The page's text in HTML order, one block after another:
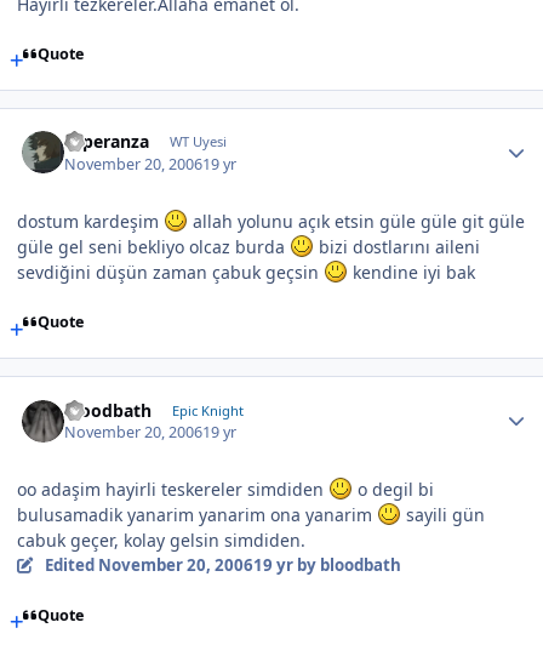
Quote
Esperanza WT Uyesi
November 20, 200619 yr
dostum kardeşim
allah yolunu açık etsin güle güle git güle
güle gel seni bekliyo olcaz burda
bizi dostlarını aileni
sevdiğini düşün zaman çabuk geçsin
kendine iyi bak
Quote
bloodbath Epic Knight
November 20, 200619 yr
oo adaşim hayirli teskereler simdiden
o degil bi
bulusamadik yanarim yanarim ona yanarim
sayili gün
cabuk geçer, kolay gelsin simdiden.
Edited November 20, 200619 yrby bloodbath
Quote